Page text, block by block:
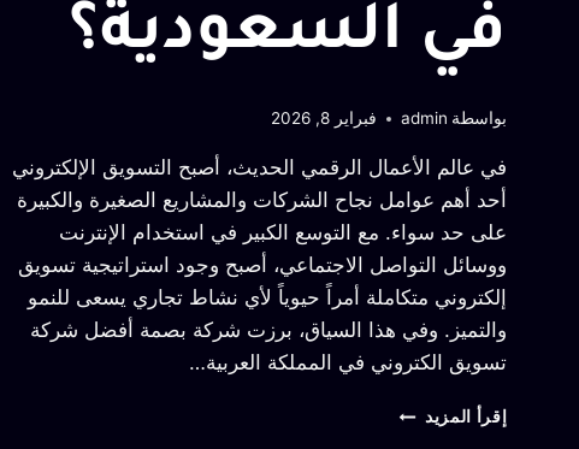
في السعودية؟
بواسطة admin فبراير 8, 2026
في عالم الأعمال الرقمي الحديث، أصبح التسويق الإلكتروني
أحد أهم عوامل نجاح الشركات والمشاريع الصغيرة والكبيرة
على حد سواء. مع التوسع الكبير في استخدام الإنترنت
ووسائل التواصل الاجتماعي، أصبح وجود استراتيجية تسويق
إلكتروني متكاملة أمراً حيوياً لأي نشاط تجاري يسعى للنمو
والتميز. وفي هذا السياق، برزت شركة بصمة أفضل شركة
تسويق الكتروني في المملكة العربية…
إقرأ المزيد